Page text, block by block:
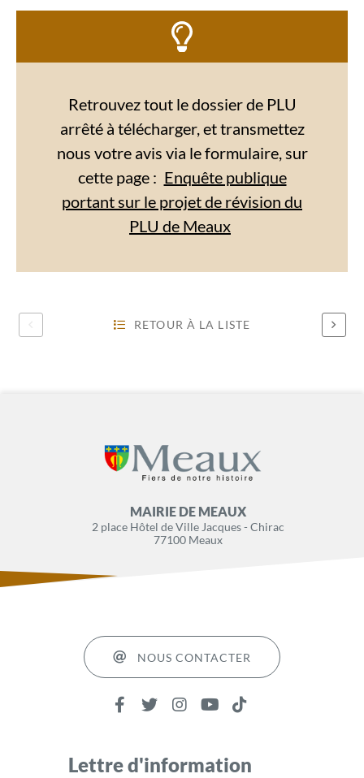
Retrouvez tout le dossier de PLU
arrêté à télécharger, et transmettez
nous votre avis via le formulaire, sur
cette page : Enquête publique
portant sur le projet de révision du
PLU de Meaux
RETOUR À LA LISTE
MAIRIE DE MEAUX
2 place Hôtel de Ville Jacques - Chirac
77100 Meaux
NOUS CONTACTER
Lettre d'information